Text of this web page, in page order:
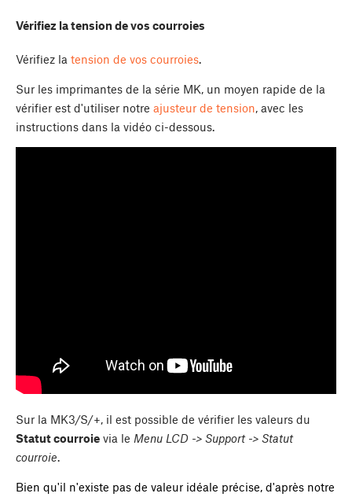
Vérifiez la tension de vos courroies
Vérifiez la tension de vos courroies.
Sur les imprimantes de la série MK, un moyen rapide de la
vérifier est d'utiliser notre ajusteur de tension, avec les
instructions dans la vidéo ci-dessous.
Sur la MK3/S/+, il est possible de vérifier les valeurs du
Statut courroie via le Menu LCD -> Support -> Statut
courroie.
Bien qu'il n'existe pas de valeur idéale précise, d'après notre